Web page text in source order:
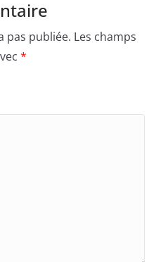
pas publiée. Les champs
*